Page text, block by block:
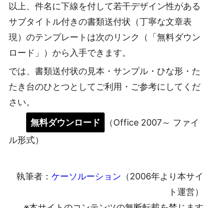
以上、件名に下線を付して若干デザイン性がある
サブタイトル付きの書類送付状（丁寧な文章表
現）のテンプレートは次のリンク（「無料ダウン
ロード」）から入手できます。
では、書類送付状の見本・サンプル・ひな形・た
たき台のひとつとしてご利用・ご参考にしてくだ
さい。
無料ダウンロード
（Office 2007～ ファイ
ル形式）
執筆者： ケーソルーション （2006年より本サイ
ト運営）